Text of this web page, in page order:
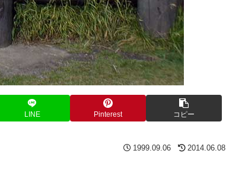
LINE Pinterest コピー
1999.09.06 2014.06.08